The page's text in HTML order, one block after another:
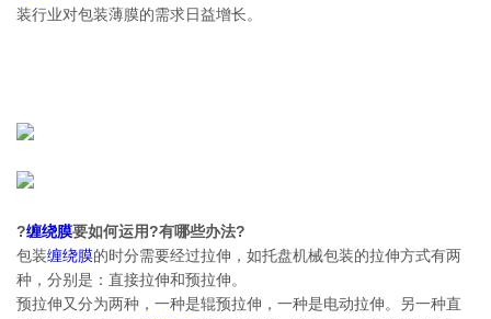
装行业对包装薄膜的需求日益增长。
?缠绕膜要如何运用?有哪些办法?
包装缠绕膜的时分需要经过拉伸，如托盘机械包装的拉伸方式有两
种，分别是：直接拉伸和预拉伸。
预拉伸又分为两种，一种是辊预拉伸，一种是电动拉伸。另一种直